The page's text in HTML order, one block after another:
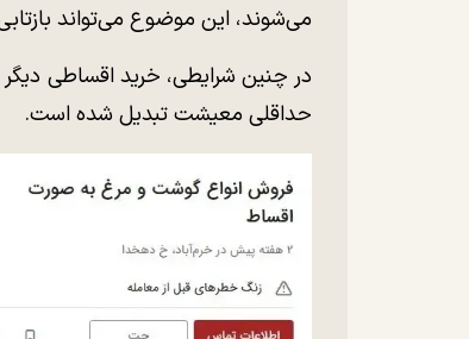
می‌شوند، این موضوع می‌تواند
در چنین شرایطی، خرید اقساطی
حداقلی معیشت تبدیل شده است.